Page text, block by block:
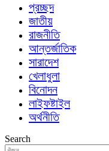
প্রচ্ছদ
জাতীয়
রাজনীতি
আন্তর্জাতিক
সারাদেশ
খেলাধুলা
বিনোদন
লাইফষ্টাইল
অর্থনীতি
Search